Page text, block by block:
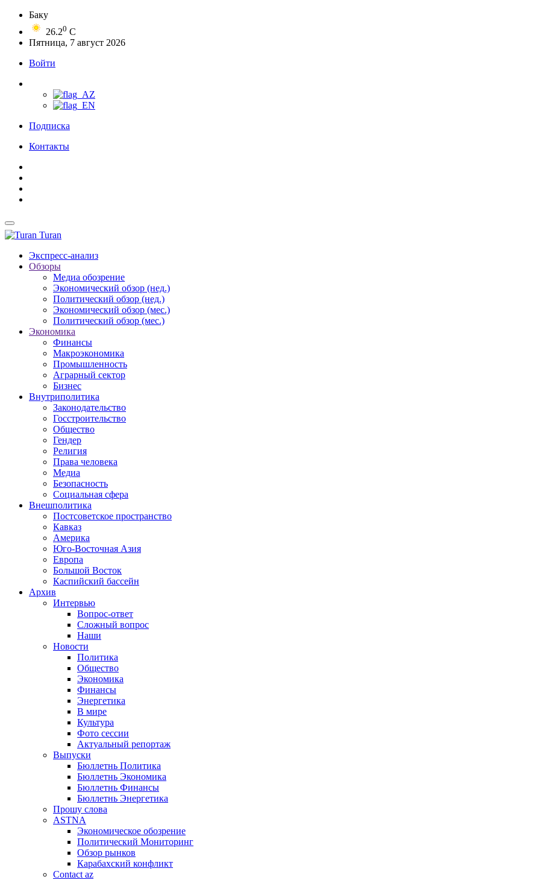
Баку
26.20 C
Пятница, 7 август 2026
Войти
Подписка
Контакты
Turan
Экспресс-анализ
Обзоры
Медиа обозрение
Экономический обзор (нед.)
Политический обзор (нед.)
Экономический обзор (мес.)
Политический обзор (мес.)
Экономика
Финансы
Макроэкономика
Промышленность
Аграрный сектор
Бизнес
Внутриполитика
Законодательство
Госстроительство
Общество
Гендер
Религия
Права человека
Медиа
Безопасность
Социальная сфера
Внешполитика
Постсоветское пространство
Кавказ
Америка
Юго-Восточная Азия
Европа
Большой Восток
Каспийский бассейн
Архив
Интервью
Вопрос-ответ
Сложный вопрос
Наши
Новости
Политика
Общество
Экономика
Финансы
Энергетика
В мире
Культура
Фото сессии
Актуальный репортаж
Выпуски
Бюллетнь Политика
Бюллетнь Экономика
Бюллетнь Финансы
Бюллетнь Энергетика
Прошу слова
ASTNA
Экономическое обозрение
Политический Мониторинг
Обзор рынков
Карабахский конфликт
Contact az